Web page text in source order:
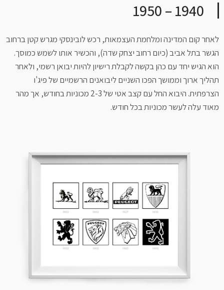
1940 – 1950
לאחר קום המדינה ומלחמת העצמאות, רכש לובינסקי מגרש קטן ברחוב
הגשר בתל אביב (כיום רחוב יצחק שדה), והכשיר אותו לשמש כמוסך.
הוא הגיש יחד עם כהן בקשה לקבלת רישיון להיות יבואן רשמי, ולאחר
תהליך ארוך וממושך הפכו השניים ליבואנים הרשמיים של פיג'ו
הצרפתית. היבוא החל עם קצב אטי של 2-3 מכוניות בחודש, אך מהר
מאוד עלה לעשר מכוניות בכל חודש.